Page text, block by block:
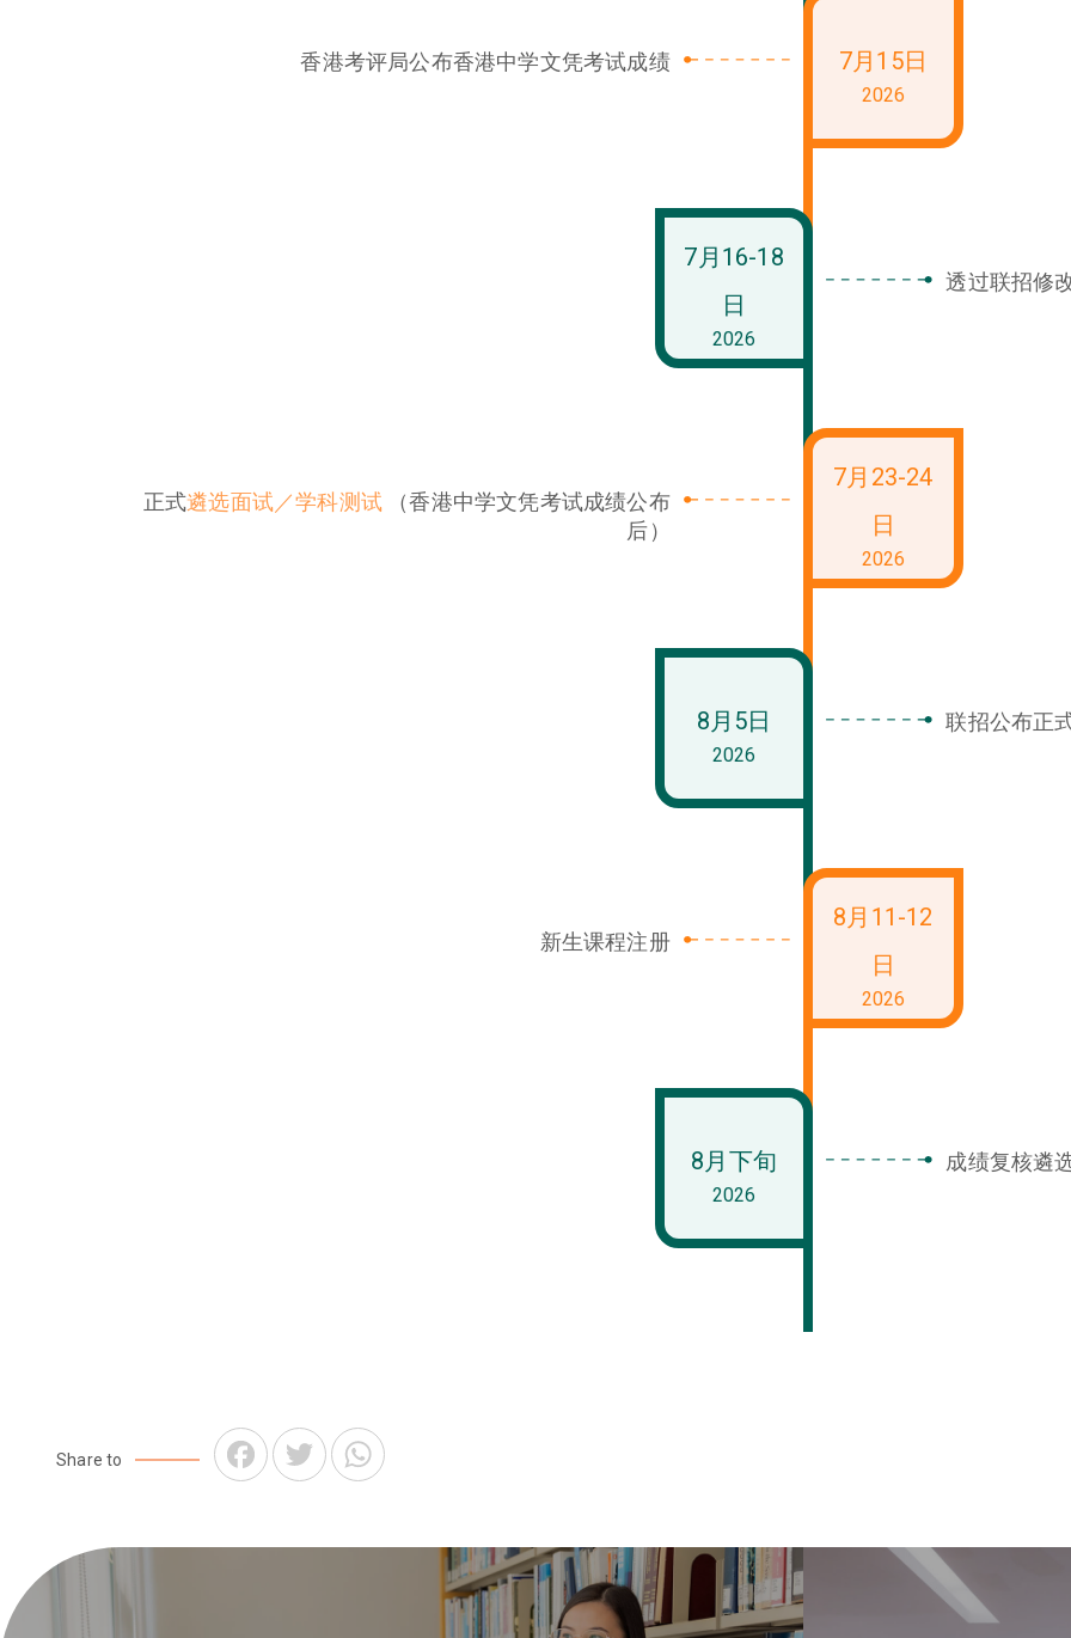
7月15日
2026
香港考评局公布香港中学文凭考试成绩
7月16-18
日
2026
透过联招修
7月23-24
日
2026
正式遴选面试／学科测试（香港中学文凭考试成绩公布
后）
8月5日
2026
联招公布正
8月11-12
日
2026
新生课程注册
8月下旬
2026
成绩复核遴
Share to
Facebook
Twitter